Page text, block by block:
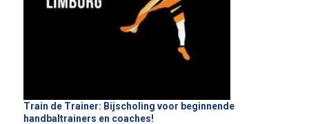
Train de Trainer: Bijscholing voor beginnende
handbaltrainers en coaches!